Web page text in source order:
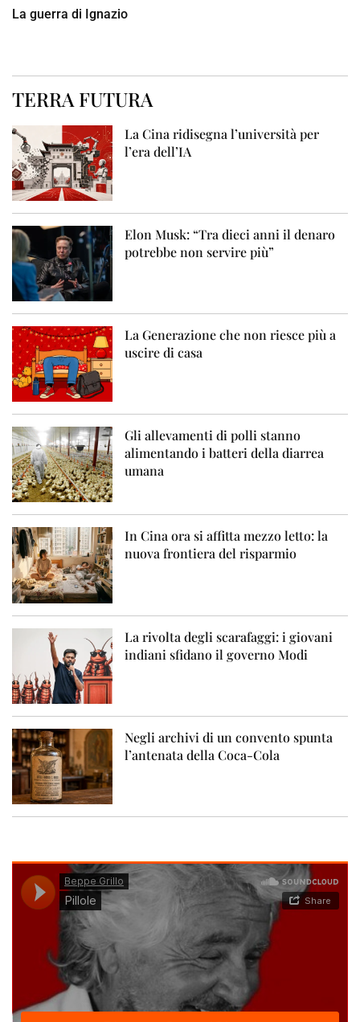
La guerra di Ignazio
TERRA FUTURA
La Cina ridisegna l’università per
l’era dell’IA
Elon Musk: “Tra dieci anni il denaro
potrebbe non servire più”
La Generazione che non riesce più a
uscire di casa
Gli allevamenti di polli stanno
alimentando i batteri della diarrea
umana
In Cina ora si affitta mezzo letto: la
nuova frontiera del risparmio
La rivolta degli scarafaggi: i giovani
indiani sfidano il governo Modi
Negli archivi di un convento spunta
l’antenata della Coca-Cola